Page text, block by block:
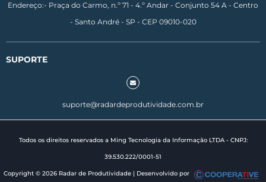
Endereço:- Praça do Carmo, n.º 71 - 4.º Andar - Conjunto 54 A - Centro
- Santo André - SP - CEP 09010-020
SUPORTE
suporte@radardeprodutividade.com.br
Todos os direitos reservados a Ming Tecnologia da Informação LTDA - CNPJ:
39.530.222/0001-51
Copyright © 2026 Radar de Produtividade | Desenvolvido por